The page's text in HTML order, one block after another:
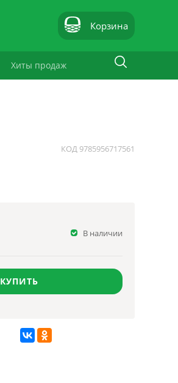
Корзина
Хиты продаж
КОД 9785956717561
В наличии
КУПИТЬ